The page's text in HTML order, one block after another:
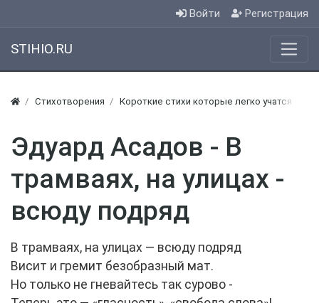
Войти Регистрация
STIHIO.RU
Стихотворения Короткие стихи которые легко учатся
Эдуард Асадов - В
трамваях, на улицах -
всюду подряд
В трамваях, на улицах — всюду подряд
Висит и гремит безобразный мат.
Но только не гневайтесь так сурово -